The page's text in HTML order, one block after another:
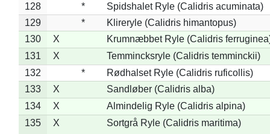
128
*
Spidshalet Ryle (Calidris acuminata)
129
*
Klireryle (Calidris himantopus)
130
X
Krumnæbbet Ryle (Calidris
131
X
Temmincksryle (Calidris temminckii)
132
*
Rødhalset Ryle (Calidris ruficollis)
133
X
Sandløber (Calidris alba)
134
X
Almindelig Ryle (Calidris alpina)
135
X Sortgrå Ryle (Calidris maritima)